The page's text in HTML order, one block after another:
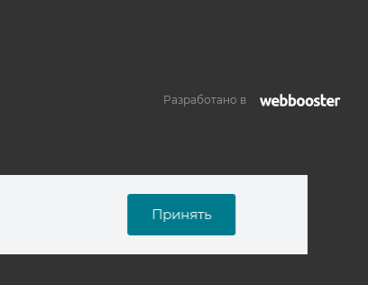
Разработано в
Принять